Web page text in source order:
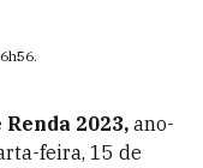
.
2023, ano-
feira, 15 de